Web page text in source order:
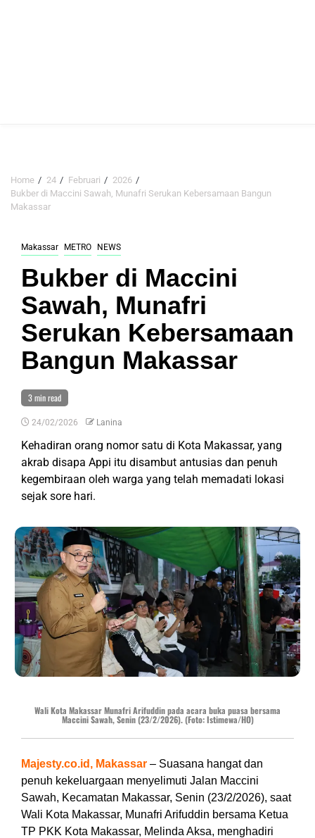
Home 24 Februari
2026
Bukber di Maccini Sawah, Munafri Serukan Kebersamaan Bangun
Makassar
Makassar METRO NEWS
Bukber di Maccini
Sawah, Munafri
Serukan Kebersamaan
Bangun Makassar
3 min read
24/02/2026 Lanina
Kehadiran orang nomor satu di Kota Makassar, yang
akrab disapa Appi itu disambut antusias dan penuh
kegembiraan oleh warga yang telah memadati lokasi
sejak sore hari.
Wali Kota Makassar Munafri Arifuddin pada acara buka puasa bersama
Maccini Sawah, Senin (23/2/2026). (Foto: Istimewa/HO)
Majesty.co.id, Makassar – Suasana hangat dan
penuh kekeluargaan menyelimuti Jalan Maccini
Sawah, Kecamatan Makassar, Senin (23/2/2026), saat
Wali Kota Makassar, Munafri Arifuddin bersama Ketua
TP PKK Kota Makassar, Melinda Aksa, menghadiri